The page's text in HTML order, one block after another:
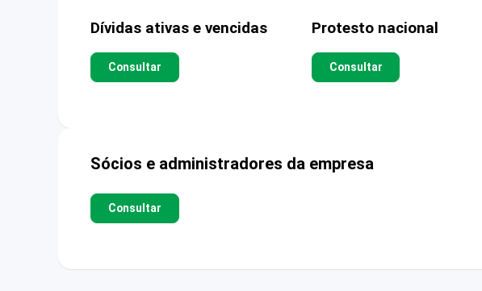
Dívidas ativas e vencidas
Consultar
Protesto nacional
Consultar
Sócios e administradores da empresa
Consultar